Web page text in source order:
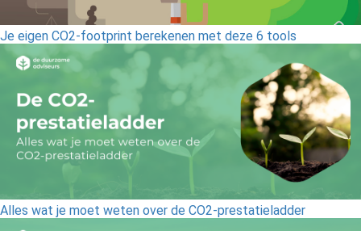
Je eigen CO2-footprint berekenen met deze 6 tools
Alles wat je moet weten over de CO2-prestatieladder